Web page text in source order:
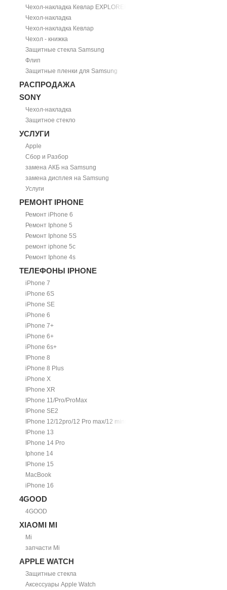
Чехол-накладка Кевлар EXPLORER
Чехол-накладка
Чехол-накладка Кевлар
Чехол - книжка
Защитные стекла Samsung
Флип
Защитные пленки для Samsung
РАСПРОДАЖА
SONY
Чехол-накладка
Защитное стекло
УСЛУГИ
Apple
Сбор и Разбор
замена АКБ на Samsung
замена дисплея на Samsung
Услуги
РЕМОНТ IPHONE
Ремонт iPhone 6
Ремонт Iphone 5
Ремонт Iphone 5S
ремонт iphone 5c
Ремонт Iphone 4s
ТЕЛЕФОНЫ IPHONE
iPhone 7
iPhone 6S
iPhone SE
iPhone 6
iPhone 7+
iPhone 6+
iPhone 6s+
IPhone 8
iPhone 8 Plus
iPhone X
IPhone XR
IPhone 11/Pro/ProMax
IPhone SE2
IPhone 12/12pro/12 Pro max/12 mini.
IPhone 13
IPhone 14 Pro
Iphone 14
IPhone 15
MacBook
iPhone 16
4GOOD
4GOOD
XIAOMI MI
Mi
запчасти Mi
APPLE WATCH
Защитные стекла
Аксессуары Apple Watch